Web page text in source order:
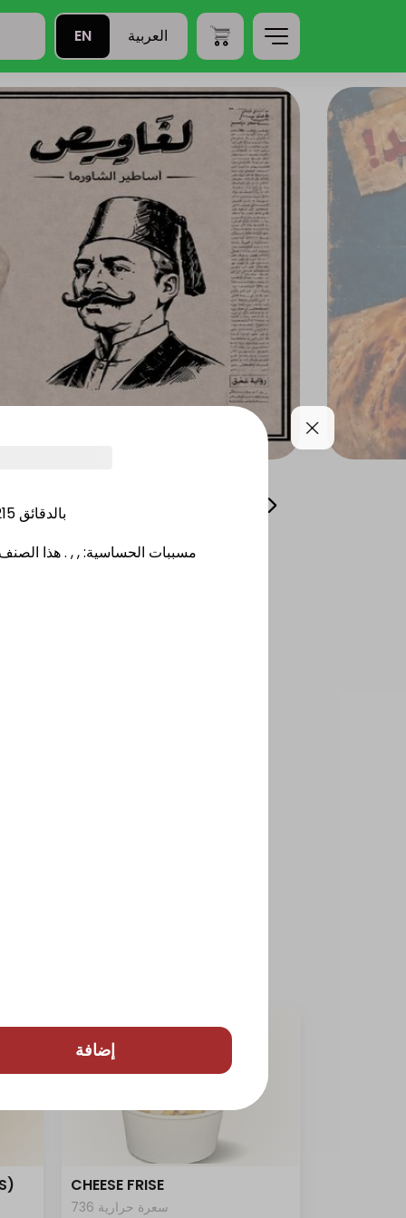
EN العربية
CHEESE FRISE
736 سعرة حرارية
بالدقائق
مسببات الحساسية:
, ,
.هذا
إضافة